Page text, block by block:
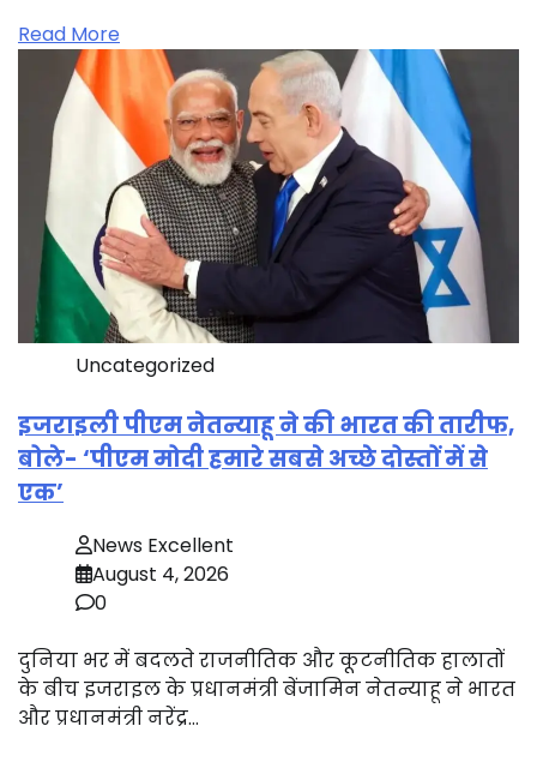
Read More
Uncategorized
इजराइली पीएम नेतन्याहू ने की भारत की तारीफ,
बोले- ‘पीएम मोदी हमारे सबसे अच्छे दोस्तों में से
एक’
News Excellent
August 4, 2026
0
दुनिया भर में बदलते राजनीतिक और कूटनीतिक हालातों
के बीच इजराइल के प्रधानमंत्री बेंजामिन नेतन्याहू ने भारत
और प्रधानमंत्री नरेंद्र…